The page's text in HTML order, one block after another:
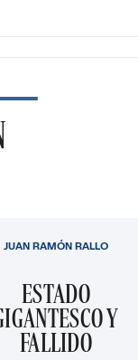
ESTADO
Y
FALLIDO
JUAN RAMÓN RALLO